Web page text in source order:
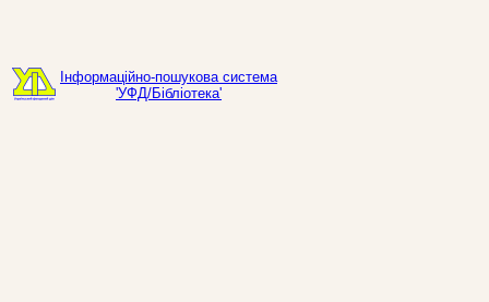
Інформаційно-пошукова система
'УФД/Бібліотека'